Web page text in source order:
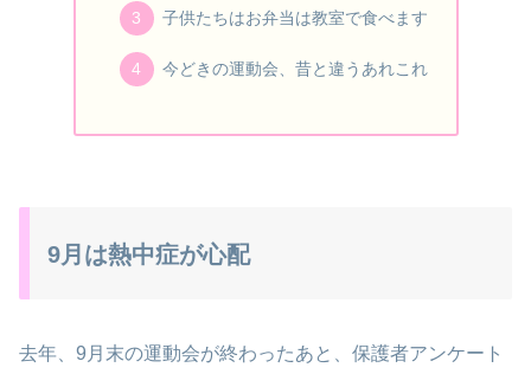
子供たちはお弁当は教室で食べます
今どきの運動会、昔と違うあれこれ
9月は熱中症が心配
去年、9月末の運動会が終わったあと、保護者アンケート